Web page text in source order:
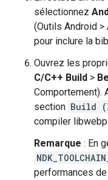
sélectionnez
(Outils Android
pour inclure la
Ouvrez les
C/C++ Build >
Comportement).
section Build
compiler
Remarque : En
performances